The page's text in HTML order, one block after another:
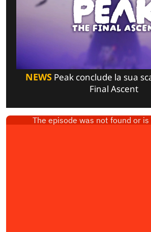
NEWSPeak conclude la sua
Final Ascent